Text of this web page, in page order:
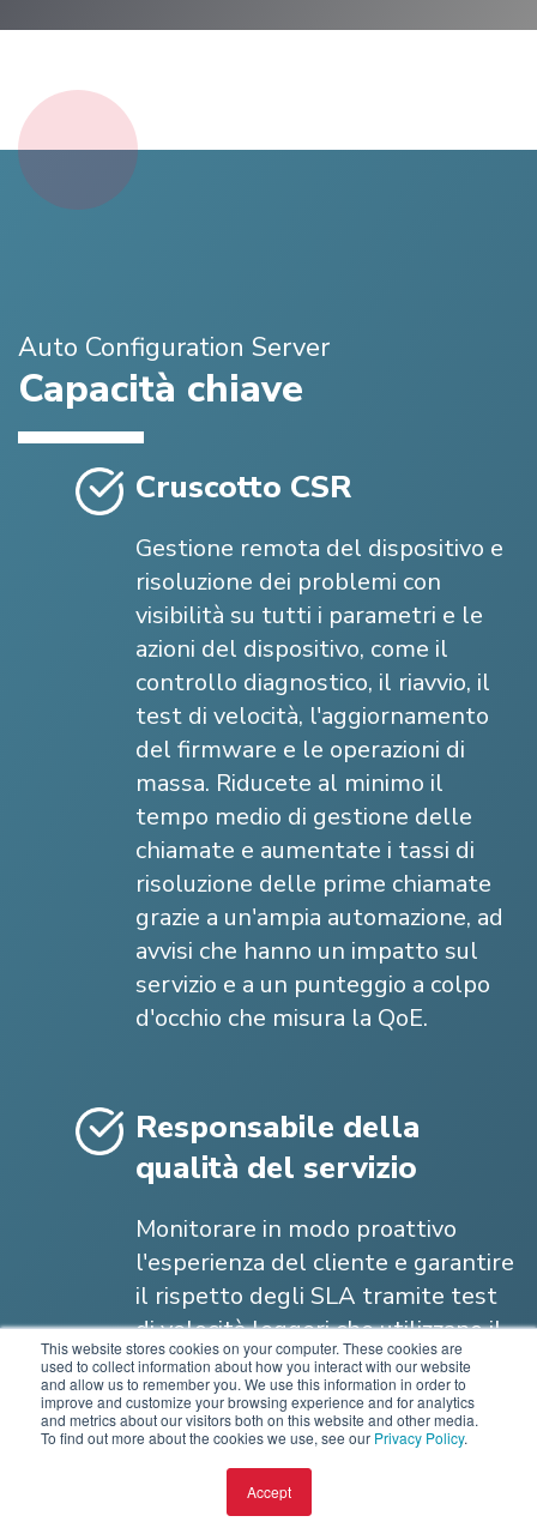
This website stores cookies on your computer. These cookies are
used to collect information about how you interact with our website
and allow us to remember you. We use this information in order to
improve and customize your browsing experience and for analytics
and metrics about our visitors both on this website and other media.
To find out more about the cookies we use, see our Privacy Policy.
Accept
Auto Configuration Server
Capacità chiave
Cruscotto CSR
Gestione remota del dispositivo e
risoluzione dei problemi con
visibilità su tutti i parametri e le
azioni del dispositivo, come il
controllo diagnostico, il riavvio, il
test di velocità, l'aggiornamento
del firmware e le operazioni di
massa. Riducete al minimo il
tempo medio di gestione delle
chiamate e aumentate i tassi di
risoluzione delle prime chiamate
grazie a un'ampia automazione, ad
avvisi che hanno un impatto sul
servizio e a un punteggio a colpo
d'occhio che misura la QoE.
Responsabile della
qualità del servizio
Monitorare in modo proattivo
l'esperienza del cliente e garantire
il rispetto degli SLA tramite test
di velocità leggeri che utilizzano il
protocollo TR-143 per verificare la
qualità della connessione in
upload e download.